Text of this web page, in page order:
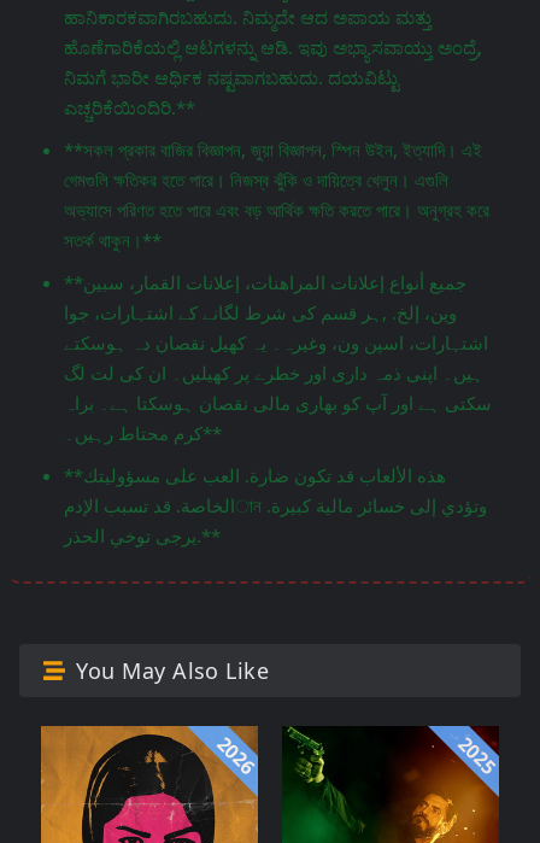
ಹಾನಿಕಾರಕವಾಗಿರಬಹುದು. ನಿಮ್ಮದೇ ಆದ ಅಪಾಯ ಮತ್ತು
ಹೊಣೆಗಾರಿಕೆಯಲ್ಲಿ ಆಟಗಳನ್ನು ಆಡಿ. ಇವು ಅಭ್ಯಾಸವಾಯ್ತು ಅಂದ್ರೆ,
ನಿಮಗೆ ಭಾರೀ ಆರ್ಥಿಕ ನಷ್ಟವಾಗಬಹುದು. ದಯವಿಟ್ಟು
ಎಚ್ಚರಿಕೆಯಿಂದಿರಿ.**
**সকল প্রকার বাজির বিজ্ঞাপন, জুয়া বিজ্ঞাপন, স্পিন উইন, ইত্যাদি। এই
গেমগুলি ক্ষতিকর হতে পারে। নিজস্ব ঝুঁকি ও দায়িত্বে খেলুন। এগুলি
অভ্যাসে পরিণত হতে পারে এবং বড় আর্থিক ক্ষতি করতে পারে। অনুগ্রহ করে
সতর্ক থাকুন।**
**جميع أنواع إعلانات المراهنات، إعلانات القمار، سبين
وين، إلخ. ,ہر قسم کی شرط لگانے کے اشتہارات، جوا
اشتہارات، اسپن ون، وغیرہ۔ یہ کھیل نقصان دہ ہوسکتے
ہیں۔ اپنی ذمہ داری اور خطرے پر کھیلیں۔ ان کی لت لگ
سکتی ہے اور آپ کو بھاری مالی نقصان ہوسکتا ہے۔ براہ
کرم محتاط رہیں۔**
**هذه الألعاب قد تكون ضارة. العب على مسؤوليتك
الخاصة. قد تسبب الإدمান وتؤدي إلى خسائر مالية كبيرة.
يرجى توخي الحذر.**
You May Also Like
2026 2025